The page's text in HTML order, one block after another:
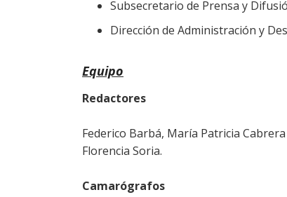
Subsecretario de Prensa y
Dirección de Administración y
Equipo
Redactores
Federico Barbá, María Patricia
Florencia Soria.
Camarógrafos